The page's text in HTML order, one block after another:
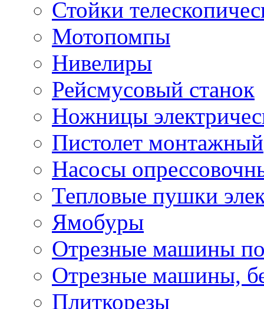
Стойки
Мотопомпы
Нивелиры
Рейсмусовый станок
Ножницы
Пистолет монтажный
Насосы
Тепловые пушки
Ямобуры
Отрезные машины
Отрезные машины,
Плиткорезы